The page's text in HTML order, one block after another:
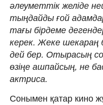
әлеуметтік желіде
тыңдайды ғой
тағы бірдеме
керек. Жеке шекараң
дей бер. Отырасың
өзіңе ашпайсың, не
актриса.
Сонымен қатар кино